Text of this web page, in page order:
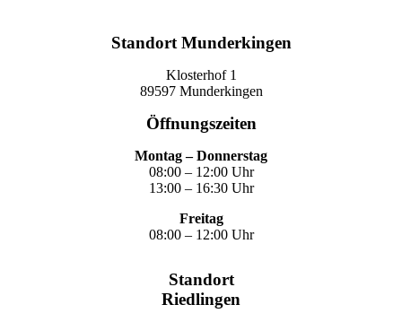
Standort Munderkingen
Klosterhof 1
89597 Munderkingen
Öffnungszeiten
Montag – Donnerstag
08:00 – 12:00 Uhr
13:00 – 16:30 Uhr
Freitag
08:00 – 12:00 Uhr
Standort
Riedlingen